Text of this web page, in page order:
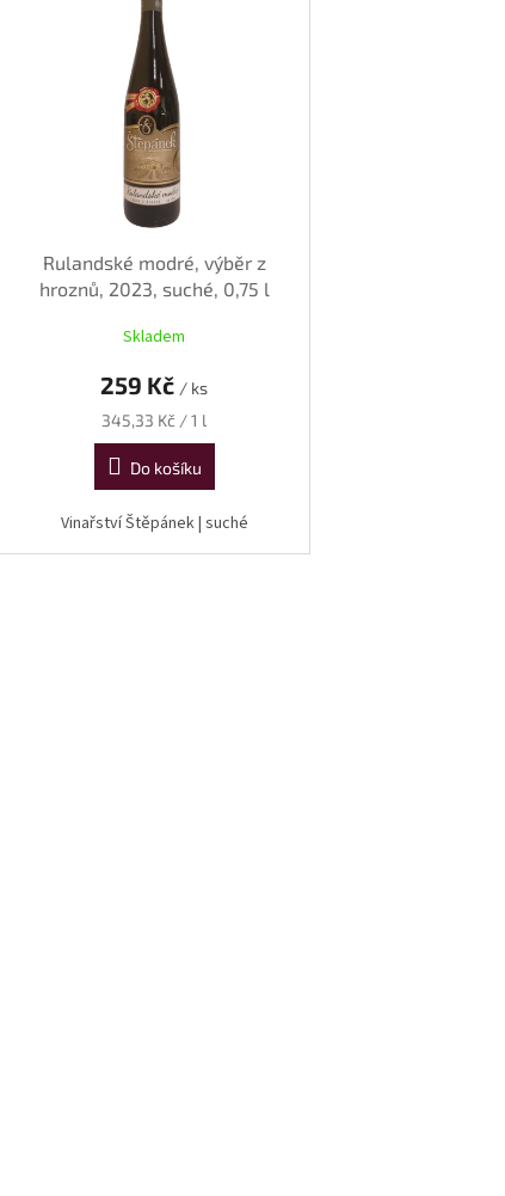
Rulandské modré, výběr z
hroznů, 2023, suché, 0,75 l
Skladem
259 Kč / ks
Měrná
cena:
345,33 Kč / 1 l
Do košíku
Vinařství Štěpánek | suché